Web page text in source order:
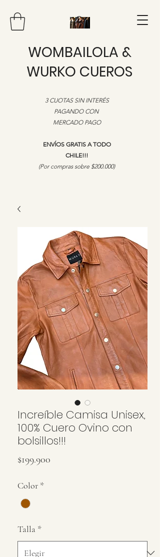
WOMBAILOLA &
WURKO CUEROS
3 CUOTAS SIN INTERÉS
PAGANDO CON
MERCADO PAGO
ENVÍOS GRATIS A TODO
CHILE!!!
​(Por compras sobre $200.000)
Increíble Camisa Unisex,
100% Cuero Ovino con
bolsillos!!!
$199.900
Color *
Talla *